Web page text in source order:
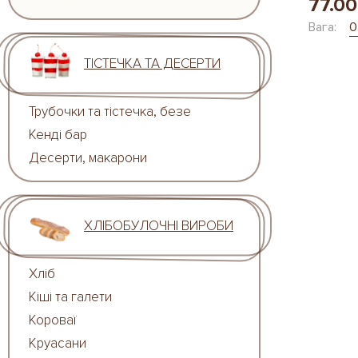
ТІСТЕЧКА ТА ДЕСЕРТИ
Трубочки та тістечка, безе
Кенді бар
Десерти, макарони
ХЛІБОБУЛОЧНІ ВИРОБИ
Хліб
Кіші та галети
Короваї
Круасани
Вага: